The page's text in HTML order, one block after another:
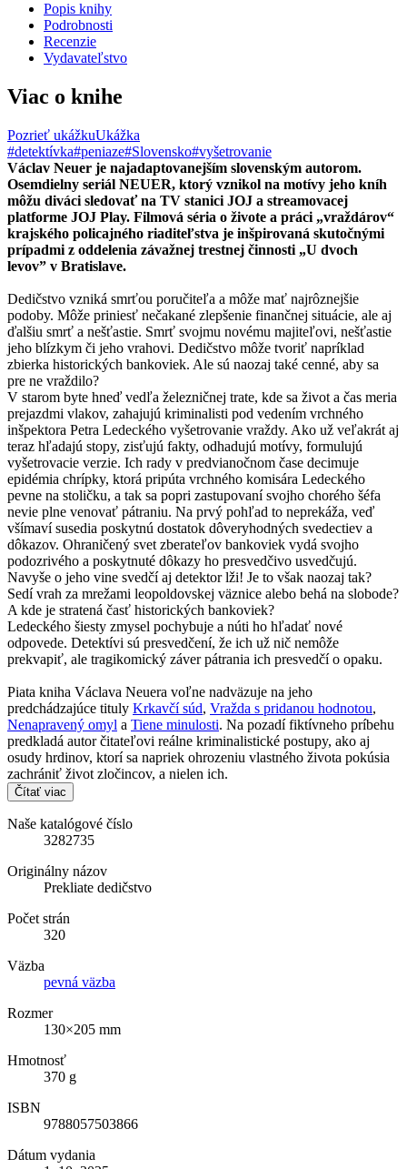
Popis knihy
Podrobnosti
Recenzie
Vydavateľstvo
Viac o knihe
Pozrieť ukážkuUkážka
#detektívka#peniaze#Slovensko#vyšetrovanie
Václav Neuer je najadaptovanejším slovenským autorom.
Osemdielny seriál NEUER, ktorý vznikol na motívy jeho kníh
môžu diváci sledovať na TV stanici JOJ a streamovacej
platforme JOJ Play. Filmová séria o živote a práci „vraždárov“
krajského policajného riaditeľstva je inšpirovaná skutočnými
prípadmi z oddelenia závažnej trestnej činnosti „U dvoch
levov” v Bratislave.
Dedičstvo vzniká smrťou poručiteľa a môže mať najrôznejšie
podoby. Môže priniesť nečakané zlepšenie finančnej situácie, ale aj
ďalšiu smrť a nešťastie. Smrť svojmu novému majiteľovi, nešťastie
jeho blízkym či jeho vrahovi. Dedičstvo môže tvoriť napríklad
zbierka historických bankoviek. Ale sú naozaj také cenné, aby sa
pre ne vraždilo?
V starom byte hneď vedľa železničnej trate, kde sa život a čas meria
prejazdmi vlakov, zahajujú kriminalisti pod vedením vrchného
inšpektora Petra Ledeckého vyšetrovanie vraždy. Ako už veľakrát aj
teraz hľadajú stopy, zisťujú fakty, odhadujú motívy, formulujú
vyšetrovacie verzie. Ich rady v predvianočnom čase decimuje
epidémia chrípky, ktorá pripúta vrchného komisára Ledeckého
pevne na stoličku, a tak sa popri zastupovaní svojho chorého šéfa
nevie plne venovať pátraniu. Na prvý pohľad to neprekáža, veď
všímaví susedia poskytnú dostatok dôveryhodných svedectiev a
dôkazov. Ohraničený svet zberateľov bankoviek vydá svojho
podozrivého a poskytnuté dôkazy ho presvedčivo usvedčujú.
Navyše o jeho vine svedčí aj detektor lži! Je to však naozaj tak?
Sedí vrah za mrežami leopoldovskej väznice alebo behá na slobode?
A kde je stratená časť historických bankoviek?
Ledeckého šiesty zmysel pochybuje a núti ho hľadať nové
odpovede. Detektívi sú presvedčení, že ich už nič nemôže
prekvapiť, ale tragikomický záver pátrania ich presvedčí o opaku.
Piata kniha Václava Neuera voľne nadväzuje na jeho
predchádzajúce tituly Krkavčí súd, Vražda s pridanou hodnotou,
Nenapravený omyl a Tiene minulosti. Na pozadí fiktívneho príbehu
predkladá autor čitateľovi reálne kriminalistické postupy, ako aj
osudy hrdinov, ktorí sa napriek ohrozeniu vlastného života pokúsia
zachrániť život zločincov, a nielen ich.
Čítať viac
Naše katalógové číslo
3282735
Originálny názov
Prekliate dedičstvo
Počet strán
320
Väzba
pevná väzba
Rozmer
130×205 mm
Hmotnosť
370 g
ISBN
9788057503866
Dátum vydania